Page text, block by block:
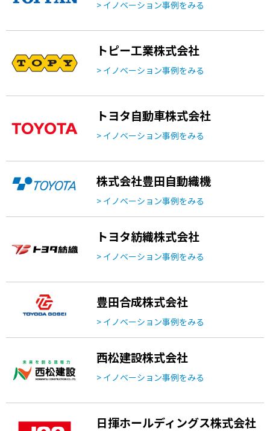
> イノベーション事例をみる
トピー工業株式会社
> イノベーション事例をみる
トヨタ自動車株式会社
> イノベーション事例をみる
株式会社豊田自動織機
> イノベーション事例をみる
トヨタ紡織株式会社
> イノベーション事例をみる
豊田合成株式会社
> イノベーション事例をみる
西松建設株式会社
> イノベーション事例をみる
日揮ホールディングス株式会社